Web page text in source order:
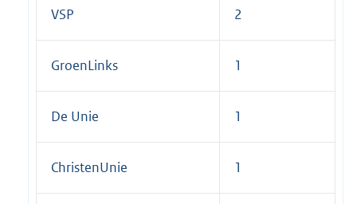
VSP 2
GroenLinks 1
De Unie 1
ChristenUnie 1